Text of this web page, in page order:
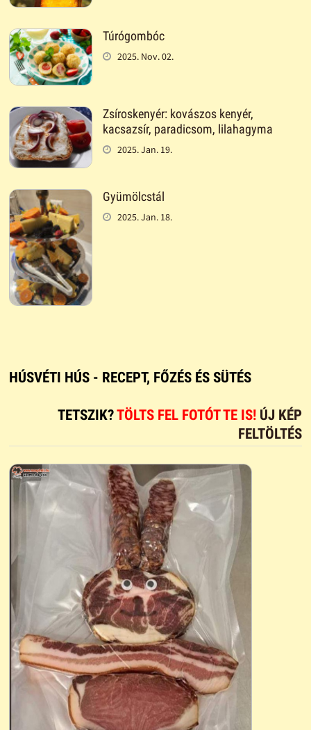
Túrógombóc
2025. Nov. 02.
Zsíroskenyér: kovászos kenyér,
kacsazsír, paradicsom, lilahagyma
2025. Jan. 19.
Gyümölcstál
2025. Jan. 18.
HÚSVÉTI HÚS - RECEPT, FŐZÉS ÉS SÜTÉS
TETSZIK?TÖLTS FEL FOTÓT TE IS! ÚJ KÉP
FELTÖLTÉS